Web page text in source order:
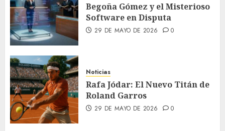
Begoña Gómez y el Misterioso
Software en Disputa
29 DE MAYO DE 2026 0
Noticias
Rafa Jódar: El Nuevo Titán de
Roland Garros
29 DE MAYO DE 2026 0